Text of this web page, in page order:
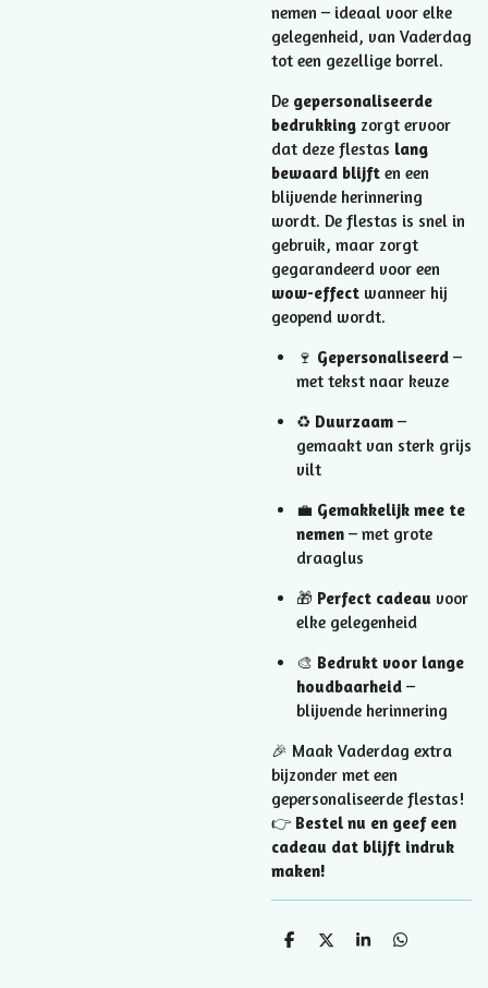
nemen – ideaal voor elke
gelegenheid, van Vaderdag
tot een gezellige borrel.
De gepersonaliseerde
bedrukking zorgt ervoor
dat deze flestas lang
bewaard blijft en een
blijvende herinnering
wordt. De flestas is snel in
gebruik, maar zorgt
gegarandeerd voor een
wow-effect wanneer hij
geopend wordt.
🍷 Gepersonaliseerd–
met tekst naar keuze
♻️ Duurzaam–
gemaakt van sterk grijs
vilt
💼 Gemakkelijk mee te
nemen– met grote
draaglus
🎁 Perfect cadeau voor
elke gelegenheid
🎨 Bedrukt voor lange
houdbaarheid–
blijvende herinnering
🎉 Maak Vaderdag extra
bijzonder met een
gepersonaliseerde flestas!
👉 Bestel nu en geef een
cadeau dat blijft indruk
maken!
D
D
S
D